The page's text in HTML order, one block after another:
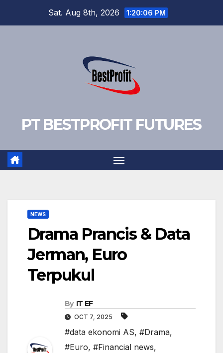
Sat. Aug 8th, 2026 1:20:06 PM
PT BESTPROFIT FUTURES
NEWS
Drama Prancis & Data
Jerman, Euro
Terpukul
By IT EF
OCT 7, 2025
#data ekonomi AS, #Drama,
#Euro, #Financial news,